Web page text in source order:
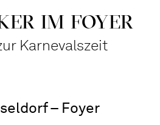
IM FOYER
Karnevalszeit
– Foyer